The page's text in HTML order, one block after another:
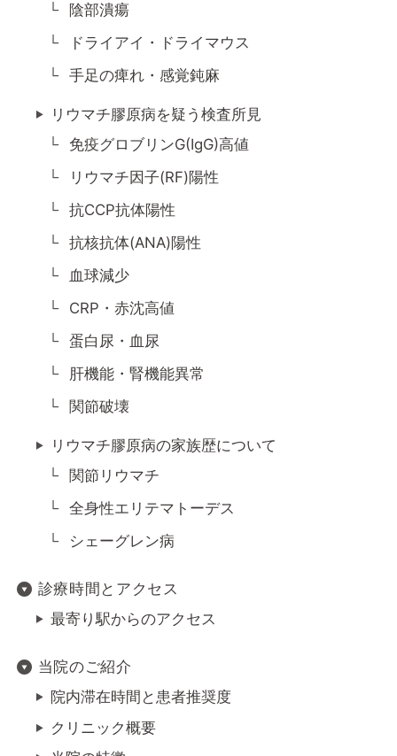
陰部潰瘍
ドライアイ・ドライマウス
手足の痺れ・感覚鈍麻
リウマチ膠原病を疑う検査所見
免疫グロブリンG(IgG)高値
リウマチ因子(RF)陽性
抗CCP抗体陽性
抗核抗体(ANA)陽性
血球減少
CRP・赤沈高値
蛋白尿・血尿
肝機能・腎機能異常
関節破壊
リウマチ膠原病の家族歴について
関節リウマチ
全身性エリテマトーデス
シェーグレン病
診療時間とアクセス
最寄り駅からのアクセス
当院のご紹介
院内滞在時間と患者推奨度
クリニック概要